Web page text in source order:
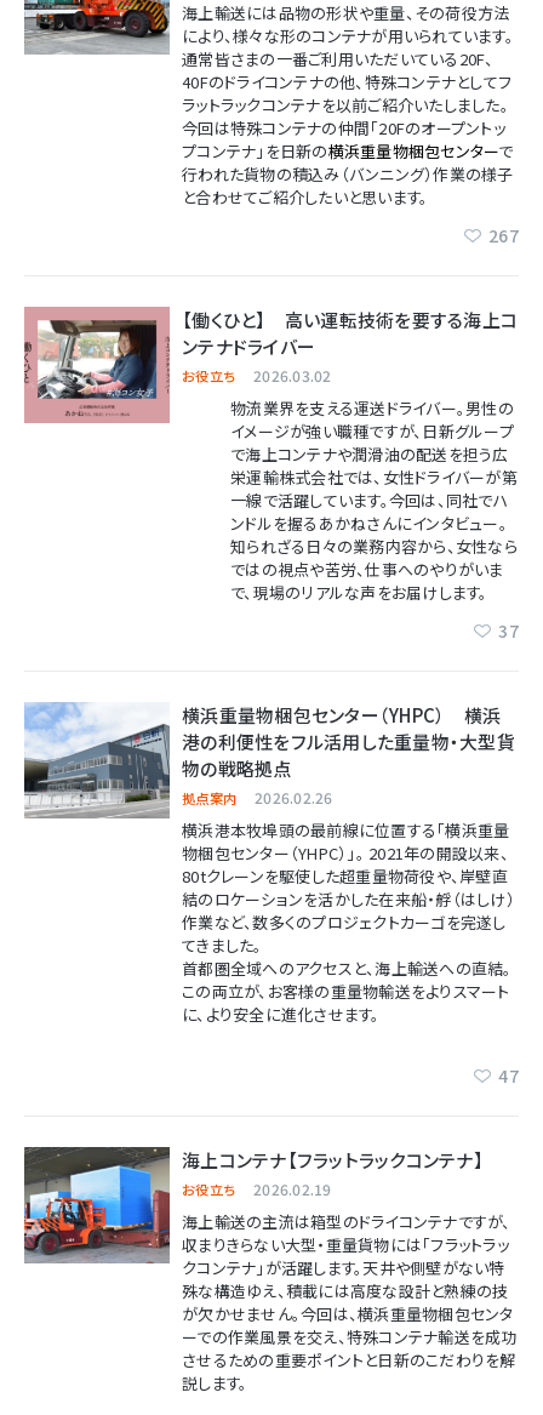
海上輸送には品物の形状や重量、その荷役方法
により、様々な形のコンテナが用いられています。
通常皆さまの一番ご利用いただいている20F、
40Fのドライコンテナの他、特殊コンテナとしてフ
ラットラックコンテナを以前ご紹介いたしました。
今回は特殊コンテナの仲間「20Fのオープントッ
プコンテナ」を日新の横浜重量物梱包センターで
行われた貨物の積込み（バンニング）作業の様子
と合わせてご紹介したいと思います。
267
【働くひと】 高い運転技術を要する海上コ
ンテナドライバー
お役立ち 2026.03.02
物流業界を支える運送ドライバー。男性の
イメージが強い職種ですが、日新グループ
で海上コンテナや潤滑油の配送を担う広
栄運輸株式会社では、女性ドライバーが第
一線で活躍しています。今回は、同社でハ
ンドルを握るあかねさんにインタビュー。
知られざる日々の業務内容から、女性なら
ではの視点や苦労、仕事へのやりがいま
で、現場のリアルな声をお届けします。
37
横浜重量物梱包センター（YHPC） 横浜
港の利便性をフル活用した重量物・大型貨
物の戦略拠点
拠点案内 2026.02.26
横浜港本牧埠頭の最前線に位置する「横浜重量
物梱包センター（YHPC）」。 2021年の開設以来、
80tクレーンを駆使した超重量物荷役や、岸壁直
結のロケーションを活かした在来船・艀（はしけ）
作業など、数多くのプロジェクトカーゴを完遂し
てきました。
首都圏全域へのアクセスと、海上輸送への直結。
この両立が、お客様の重量物輸送をよりスマート
に、より安全に進化させます。
47
海上コンテナ【フラットラックコンテナ】
お役立ち 2026.02.19
海上輸送の主流は箱型のドライコンテナですが、
収まりきらない大型・重量貨物には「フラットラッ
クコンテナ」が活躍します。天井や側壁がない特
殊な構造ゆえ、積載には高度な設計と熟練の技
が欠かせません。今回は、横浜重量物梱包センタ
ーでの作業風景を交え、特殊コンテナ輸送を成功
させるための重要ポイントと日新のこだわりを解
説します。